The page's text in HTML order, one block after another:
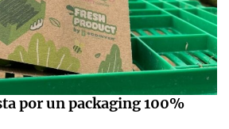
por un packaging 100%